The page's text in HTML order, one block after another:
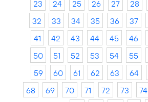
23
24 25 26 27 28
32
33 34 35 36 37
41
42 43 44 45 46
50
51 52 53 54 55
59
60 61 62 63 64
68
69 70 71 72 73 74